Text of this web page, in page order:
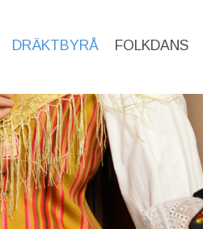
DRÄKTBYRÅ FOLKDANS